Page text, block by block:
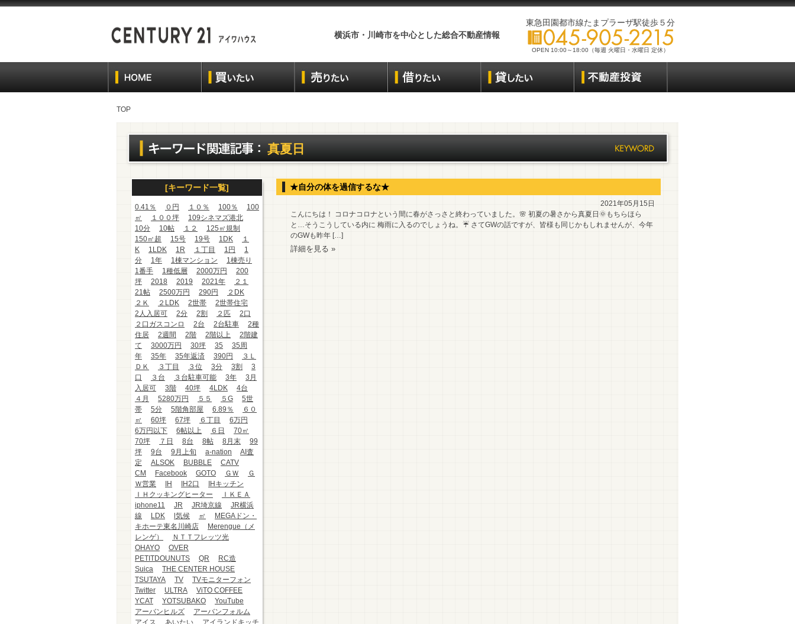
横浜市・川崎市を中心とした総合不動産情報
東急田園都市線たまプラーザ駅徒歩５分
OPEN 10:00～18:00（毎週 火曜日・水曜日 定休）
TOP
真夏日
[キーワード一覧]
0.41％ ０円 １０％ 100％
100
㎡
１００坪
109シネマズ港北
10分
10帖 １２
125㎡規制
150㎡超
15号 19号 1DK
１
K
1LDK 1R １丁目 1円
1
分
1年 1棟マンション
1棟売り
1番手
1種低層 2000万円
200
坪
2018 2019 2021年
２１
21帖
2500万円 290円
２DK
２Ｋ
２LDK 2世帯
2世帯住宅
2人入居可
2分 2割 ２匹
2口
２口ガスコンロ
2台 2台駐車
2種
住居
2週間 2階 2階以上
2階建
て
3000万円 30坪 35
35周
年
35年 35年返済 390円
３Ｌ
ＤＫ
３丁目 ３位 3分 3割
3
口
３台 ３台駐車可能 3年
3月
入居可
3階 40坪 4LDK
4台
４月
5280万円 ５５ ５G
5世
帯
5分 5階角部屋 6.89％
６０
㎡
60坪 67坪 ６丁目
6万円
6万円以下
6帖以上 ６日
70㎡
70坪
７日 8台 8帖 8月末
99
坪
9台 9月上旬 a-nation
AI査
定
ALSOK BUBBLE
CATV
CM
Facebook GOTO ＧＷ
Ｇ
Ｗ営業
IH IH2口
IHキッチン
ＩＨクッキングヒーター
ＩＫＥＡ
iphone11
JR JR埼京線
JR横浜
線
LDK l気候 ㎡
MEGAドン・
キホーテ東名川崎店
Merengue（メ
レンゲ）
ＮＴＴフレッツ光
OHAYO
OVER
PETITDOUNUTS
QR
RC造
Suica
THE CENTER HOUSE
TSUTAYA
TV
TVモニターフォン
Twitter
ULTRA
ViTO COFFEE
YCAT
YOTSUBAKO
YouTube
アーバンヒルズ
アーバンフォルム
アイス
あいたい
アイランドキッチ
★自分の体を過信するな★
2021年05月15日
こんにちは！ コロナコロナという間に春がさっさと終わっていました。🌸 初夏の暑さから真夏日🌞もちらほら
と…そうこうしている内に 梅雨に入るのでしょうね。☔ さてGWの話ですが、皆様も同じかもしれませんが、今年
のGWも昨年 […]
詳細を見る »